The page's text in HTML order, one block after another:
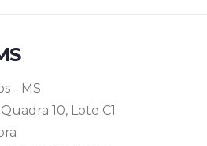
- MS
10, Lote C1